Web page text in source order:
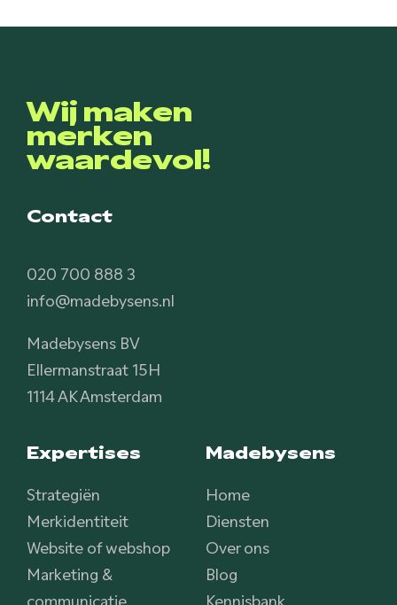
Wij maken
merken
waardevol!
Contact
020 700 888 3
info@madebysens.nl
Madebysens BV
Ellermanstraat 15H
1114 AK Amsterdam
Expertises
Strategiën
Merkidentiteit
Website of webshop
Marketing &
communicatie
Madebysens
Home
Diensten
Over ons
Blog
Kennisbank